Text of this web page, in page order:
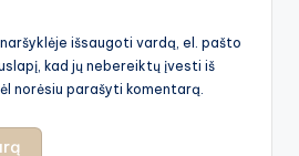
išsaugoti vardą, el. pašto
kad jų nebereiktų įvesti iš
norėsiu parašyti komentarą.